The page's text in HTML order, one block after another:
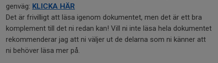
genväg: KLICKA HÄR
Det är frivilligt att läsa igenom dokumentet, men det är ett bra
komplement till det ni redan kan! Vill ni inte läsa hela dokumentet
rekommenderar jag att ni väljer ut de delarna som ni känner att
ni behöver läsa mer på.